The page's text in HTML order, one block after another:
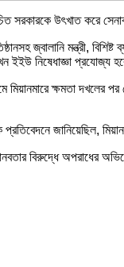
সরকারকে উৎখাত করে
জ্বালানি মন্ত্রী,
ইইউ নিষেধাজ্ঞা প্রযোজ্য
ক্ষমতা দখলের
প্রতিবেদনে জানিয়েছিল,
বিরুদ্ধে অপরাধের